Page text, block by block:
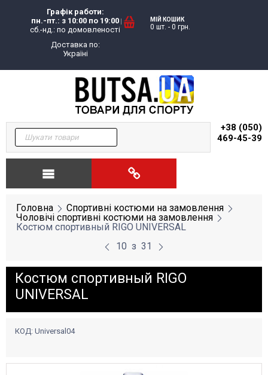
Графік работи:
пн.-пт.: з 10:00 по 19:00
сб.-нд.: по домовленості
Доставка по:
Україні
МІЙ КОШИК
0 шт. - 0 грн.
+38 (050)
469-45-39
Головна
Спортивні костюми на замовлення
Чоловічі спортивні костюми на замовлення
Костюм спортивный RIGO UNIVERSAL
10 з 31
Костюм спортивный RIGO
UNIVERSAL
КОД: Universal04